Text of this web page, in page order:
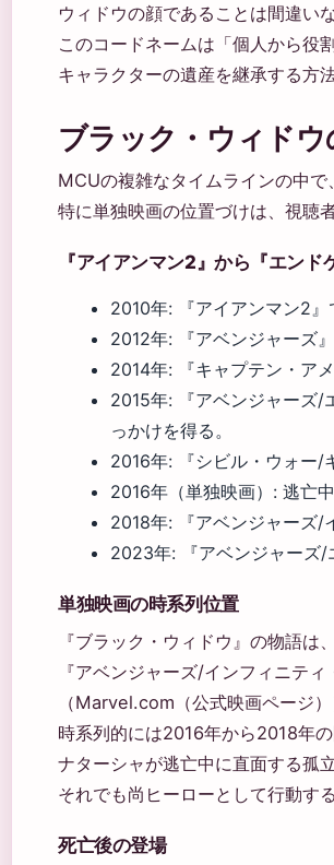
ウィドウの顔であることは間違い
このコードネームは「個人から役
キャラクターの遺産を継承する方
ブラック・ウィド
MCUの複雑なタイムラインの中
特に単独映画の位置づけは、視聴
『アイアンマン2』から『エンド
2010年: 『アイアンマン2
2012年: 『アベンジャーズ
2014年: 『キャプテン・ア
2015年: 『アベンジャーズ/
っかけを得る。
2016年: 『シビル・ウォー/
2016年（単独映画）: 逃亡
2018年: 『アベンジャーズ/
2023年: 『アベンジャーズ/
単独映画の時系列位置
『ブラック・ウィドウ』の物語
『アベンジャーズ/インフィニテ
（Marvel.com（公式映画ページ
時系列的には2016年から2018年
ナターシャが逃亡中に直面する孤立
それでも尚ヒーローとして行動す
死亡後の登場